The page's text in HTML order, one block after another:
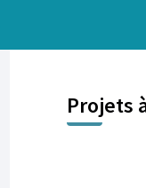
Projets